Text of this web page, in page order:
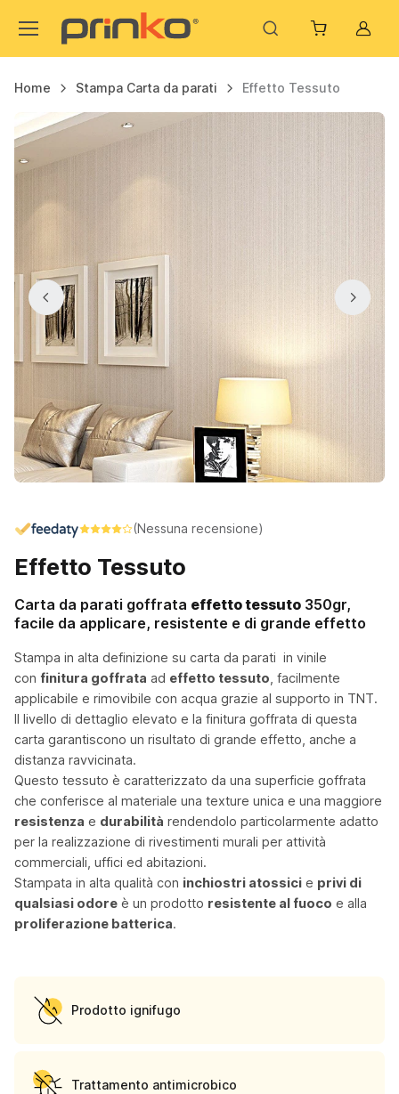
Home Stampa Carta da parati Effetto Tessuto
(Nessuna recensione)
Effetto Tessuto
Carta da parati goffrata effetto tessuto 350gr,
facile da applicare, resistente e di grande effetto
Stampa in alta definizione su carta da parati in vinile
con finitura goffrata ad effetto tessuto , facilmente
applicabile e rimovibile con acqua grazie al supporto in TNT.
Il livello di dettaglio elevato e la finitura goffrata di questa
carta garantiscono un risultato di grande effetto, anche a
distanza ravvicinata.
Questo tessuto è caratterizzato da una superficie goffrata
che conferisce al materiale una texture unica e una maggiore
resistenza e durabilità rendendolo particolarmente adatto
per la realizzazione di rivestimenti murali per attività
commerciali, uffici ed abitazioni.
Stampata in alta qualità con inchiostri atossici e privi di
qualsiasi odore è un prodotto resistente al fuoco e alla
proliferazione batterica.
Prodotto ignifugo
Trattamento antimicrobico